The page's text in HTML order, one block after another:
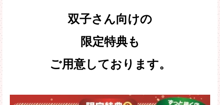
双子さん向けの
限定特典も
ご用意しております。